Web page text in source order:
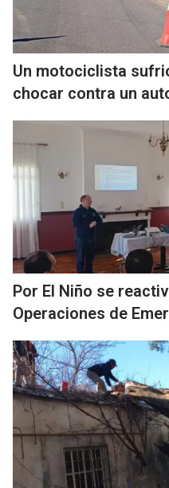
Un motociclista
chocar contra un
Por El Niño se
Operaciones de